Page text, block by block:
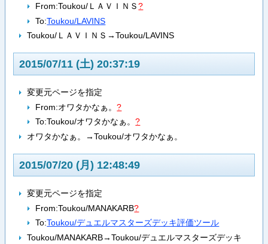
From:Toukou/ＬＡＶＩＮＳ?
To:Toukou/LAVINS
Toukou/ＬＡＶＩＮＳ→Toukou/LAVINS
2015/07/11 (土) 20:37:19
変更元ページを指定
From:オワタかなぁ。?
To:Toukou/オワタかなぁ。?
オワタかなぁ。→Toukou/オワタかなぁ。
2015/07/20 (月) 12:48:49
変更元ページを指定
From:Toukou/MANAKARB?
To:Toukou/デュエルマスターズデッキ評価ツール
Toukou/MANAKARB→Toukou/デュエルマスターズデッキ